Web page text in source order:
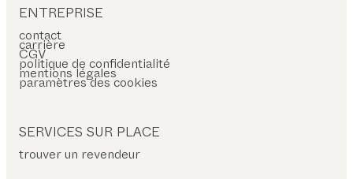
ENTREPRISE
contact
carrière
CGV
politique de confidentialité
mentions légales
paramètres des cookies
SERVICES SUR PLACE
trouver un revendeur